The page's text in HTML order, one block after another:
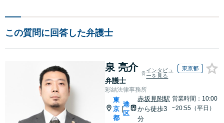
この質問に回答した弁護士
泉 亮介
弁護士
インタビュ
ーを見る
東京都
彩結法律事務所
東
京
都
港
区
赤坂見附駅
から徒歩3
分
営業時間：10:00
~20:55（平日）